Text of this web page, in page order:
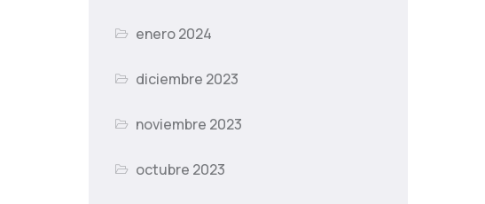
enero 2024
diciembre 2023
noviembre 2023
octubre 2023